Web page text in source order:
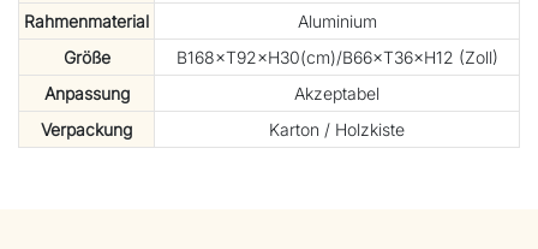
Rahmenmaterial
Aluminium
Größe
B168×T92×H30(cm)/B66×T36×H12 (Zoll)
Anpassung
Akzeptabel
Verpackung
Karton / Holzkiste